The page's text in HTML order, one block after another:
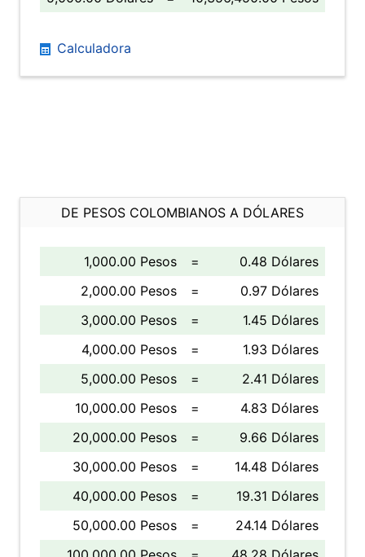
Calculadora
DE PESOS COLOMBIANOS A DÓLARES
1,000.00 Pesos =
0.48 Dólares
2,000.00 Pesos
=
0.97 Dólares
3,000.00 Pesos
=
1.45 Dólares
4,000.00 Pesos
=
1.93 Dólares
5,000.00 Pesos
=
2.41 Dólares
10,000.00 Pesos
=
4.83 Dólares
20,000.00 Pesos
=
9.66 Dólares
30,000.00 Pesos
=
14.48 Dólares
40,000.00 Pesos
=
19.31 Dólares
50,000.00 Pesos
=
24.14 Dólares